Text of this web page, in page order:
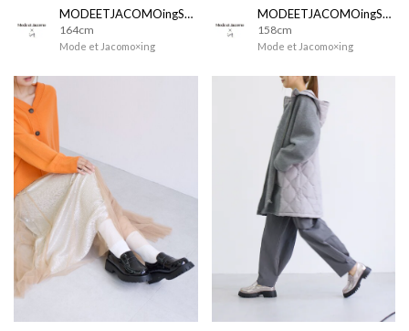
MODEETJACOMOingSTAFF
164cm
Mode et Jacomo×ing
MODEETJACOMOingSTAFF
158cm
Mode et Jacomo×ing